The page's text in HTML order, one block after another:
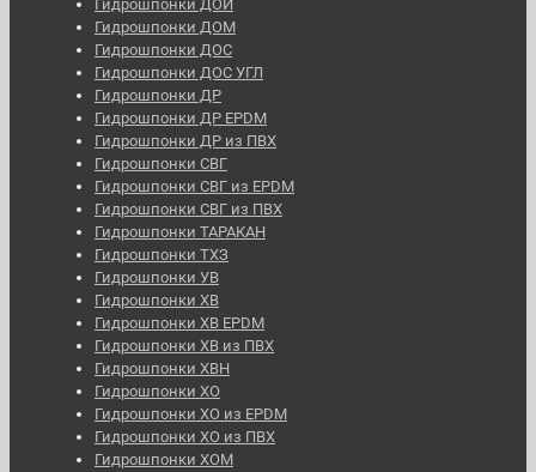
Гидрошпонки ДОИ
Гидрошпонки ДОМ
Гидрошпонки ДОС
Гидрошпонки ДОС УГЛ
Гидрошпонки ДР
Гидрошпонки ДР EPDM
Гидрошпонки ДР из ПВХ
Гидрошпонки СВГ
Гидрошпонки СВГ из EPDM
Гидрошпонки СВГ из ПВХ
Гидрошпонки ТАРАКАН
Гидрошпонки ТХЗ
Гидрошпонки УВ
Гидрошпонки ХВ
Гидрошпонки ХВ EPDM
Гидрошпонки ХВ из ПВХ
Гидрошпонки ХВН
Гидрошпонки ХО
Гидрошпонки ХО из EPDM
Гидрошпонки ХО из ПВХ
Гидрошпонки ХОМ